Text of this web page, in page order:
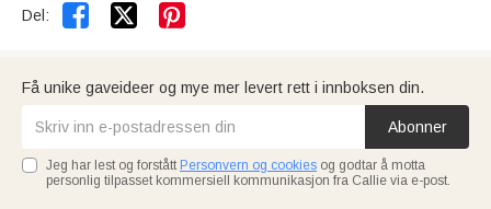
Del:  
Få unike gaveideer og mye mer levert rett i innboksen din.
Abonner
Jeg har lest og forstått Personvern og cookies og godtar å motta
personlig tilpasset kommersiell kommunikasjon fra Callie via e-post.